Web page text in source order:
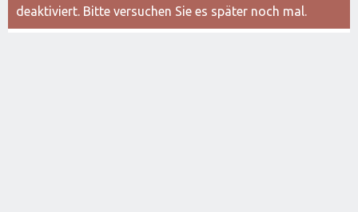
deaktiviert. Bitte versuchen Sie es später noch mal.